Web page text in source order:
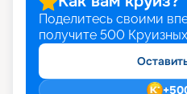
Поделитесь своими
получите 500
+